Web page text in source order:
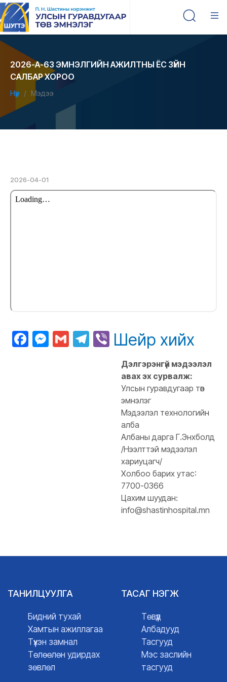
2026-А-63 ЭМНЭЛГИЙН АЖИЛТНЫ ЁС ЗҮЙН
САЛБАР ХОРОО
Нүүр Мэдээ
2026-04-01
Facebook
Messenger
GmailTelegram
Viber
Шейр хийх
Дэлгэрэнгүй мэдээлэл
авах эх сурвалж:
Улсын гуравдугаар төв
эмнэлэг
Мэдээлэл технологийн
алба
Албаны дарга Г.Энхболд
/Нээлттэй мэдээлэл
хариуцагч/
Холбоо барих утас:
7700-0366
Цахим шуудан:
info@shastinhospital.mn
ТАНИЛЦУУЛГА
Бидний тухай
Хамтын ажиллагаа
Түүхэн замнал
Төлөөлөн удирдах
зөвлөл
ТАСАГ НЭГЖ
Төвүүд
Албадууд
Тасгууд
Мэс заслийн
тасгууд